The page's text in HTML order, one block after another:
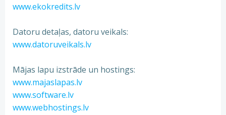
www.ekokredits.lv
Datoru detaļas, datoru veikals:
www.datoruveikals.lv
Mājas lapu izstrāde un hostings:
www.majaslapas.lv
www.software.lv
www.webhostings.lv